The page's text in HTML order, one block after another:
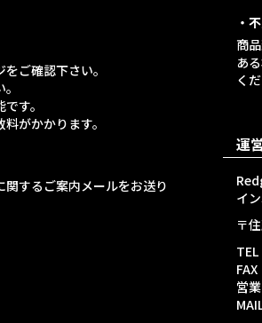
ご確認下さい。
す。
がかかります。
関するご案内メールをお送り
・
商
あ
く
運
イ
〒
営